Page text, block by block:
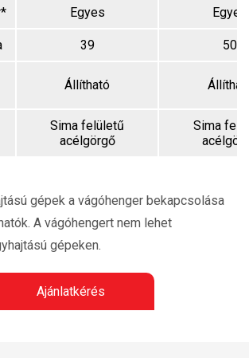
Egyes Egyes
39 50
Állítható
Sima felületű
acélgörgő
Sima
gépek a vágóhenger bekapcsolása
A vágóhengert nem lehet
gépeken.
Ajánlatkérés